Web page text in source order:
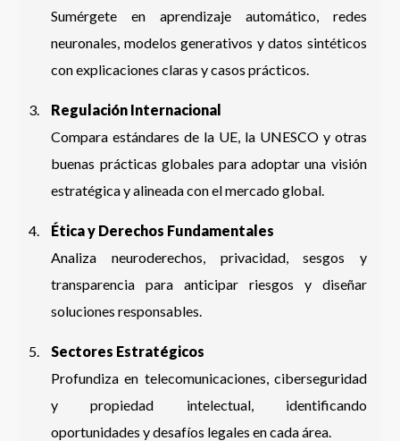
Sumérgete en aprendizaje automático, redes
neuronales, modelos generativos y datos sintéticos
con explicaciones claras y casos prácticos.
Regulación Internacional
Compara estándares de la UE, la UNESCO y otras
buenas prácticas globales para adoptar una visión
estratégica y alineada con el mercado global.
Ética y Derechos Fundamentales
Analiza neuroderechos, privacidad, sesgos y
transparencia para anticipar riesgos y diseñar
soluciones responsables.
Sectores Estratégicos
Profundiza en telecomunicaciones, ciberseguridad
y propiedad intelectual, identificando
oportunidades y desafíos legales en cada área.